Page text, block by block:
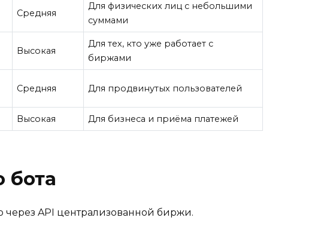
Средняя
Для физических лиц с небольшими
суммами
Высокая
Для тех, кто уже работает с
биржами
Средняя Для продвинутых пользователей
Высокая Для бизнеса и приёма платежей
бота
API централизованной биржи.